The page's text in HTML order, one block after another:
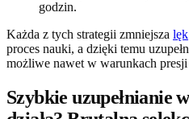
godzin.
Każda z tych strategii zmniejsza lęk
proces nauki, a dzięki temu
możliwe nawet w warunkach presji
Szybkie uzupełnianie